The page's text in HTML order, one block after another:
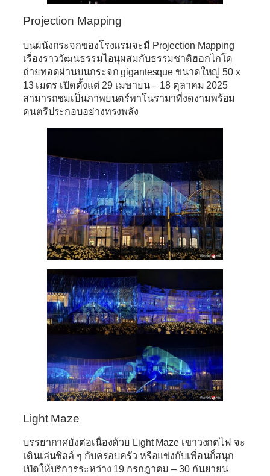
Projection Mapping
บนผนังกระจกของโรงแรมจะมี Projection Mapping
เรื่องราววัฒนธรรมไอนุผสมกับธรรมชาติฮอกไกโด
ถ่ายทอดผ่านบนกระจก gigantesque ขนาดใหญ่50 x
13 เมตร เปิดตั้งแต่ 29 เมษายน – 18 ตุลาคม 2025
สามารถชมเป็นภาพยนตร์พาโนรามาที่งดงามพร้อม
ดนตรีประกอบอย่างทรงพลัง
Light Maze
บรรยากาศยังต่อเนื่องด้วย Light Maze เขาวงกตไฟ จะ
เดินเล่นชิลล์ ๆ กับครอบครัว หรือแข่งกับเพื่อนก็สนุก
เปิดให้บริการระหว่าง 19 กรกฎาคม – 30 กันยายน